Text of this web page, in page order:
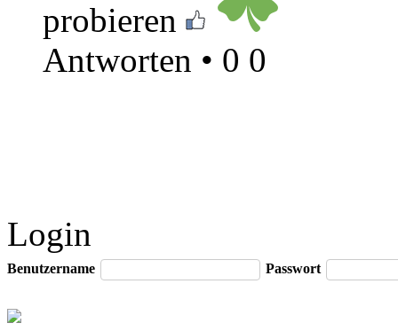
probieren
Antworten • 0 0
Login
Benutzername Passwort